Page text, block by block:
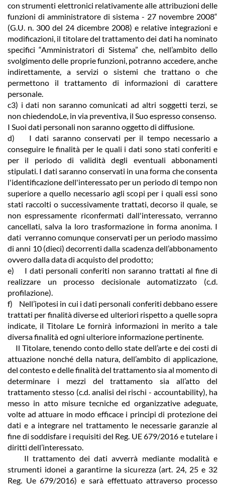
con strumenti elettronici relativamente alle attribuzioni delle
funzioni di amministratore di sistema - 27 novembre 2008“
(G.U. n. 300 del 24 dicembre 2008) e relative integrazioni e
modificazioni, il titolare del trattamento dei dati ha nominato
specifici “Amministratori di Sistema” che, nell’ambito dello
svolgimento delle proprie funzioni, potranno accedere, anche
indirettamente, a servizi o sistemi che trattano o che
permettono il trattamento di informazioni di carattere
personale.
c3) i dati non saranno comunicati ad altri soggetti terzi, se
non chiedendoLe, in via preventiva, il Suo espresso consenso.
I Suoi dati personali non saranno oggetto di diffusione.
d) I dati saranno conservati per il tempo necessario a
conseguire le finalità per le quali i dati sono stati conferiti e
per il periodo di validità degli eventuali abbonamenti
stipulati. I dati saranno conservati in una forma che consenta
l'identificazione dell'interessato per un periodo di tempo non
superiore a quello necessario agli scopi per i quali essi sono
stati raccolti o successivamente trattati, decorso il quale, se
non espressamente riconfermati dall'interessato, verranno
cancellati, salva la loro trasformazione in forma anonima. I
dati verranno comunque conservati per un periodo massimo
di anni 10 (dieci) decorrenti dalla scadenza dell’abbonamento
ovvero dalla data di acquisto del prodotto;
e) I dati personali conferiti non saranno trattati al fine di
realizzare un processo decisionale automatizzato (c.d.
profilazione).
f) Nell’ipotesi in cui i dati personali conferiti debbano essere
trattati per finalità diverse ed ulteriori rispetto a quelle sopra
indicate, il Titolare Le fornirà informazioni in merito a tale
diversa finalità ed ogni ulteriore informazione pertinente.
Il Titolare, tenendo conto dello state dell’arte e dei costi di
attuazione nonché della natura, dell’ambito di applicazione,
del contesto e delle finalità del trattamento sia al momento di
determinare i mezzi del trattamento sia all’atto del
trattamento stesso (c.d. analisi dei rischi - accountability), ha
messo in atto misure tecniche ed organizzative adeguate,
volte ad attuare in modo efficace i principi di protezione dei
dati e a integrare nel trattamento le necessarie garanzie al
fine di soddisfare i requisiti del Reg. UE 679/2016 e tutelare i
diritti dell’interessato.
Il trattamento dei dati avverrà mediante modalità e
strumenti idonei a garantirne la sicurezza (art. 24, 25 e 32
Reg. Ue 679/2016) e sarà effettuato attraverso processo